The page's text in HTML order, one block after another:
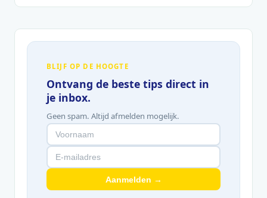
BLIJF OP DE HOOGTE
Ontvang de beste tips direct in
je inbox.
Geen spam. Altijd afmelden mogelijk.
Aanmelden →